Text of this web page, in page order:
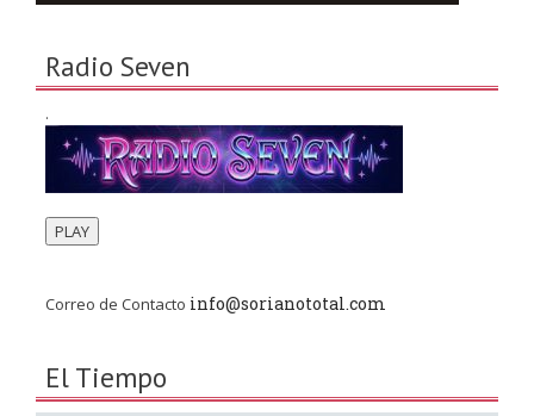
Radio Seven
.
PLAY
Correo de Contacto info@sorianototal.com
El Tiempo